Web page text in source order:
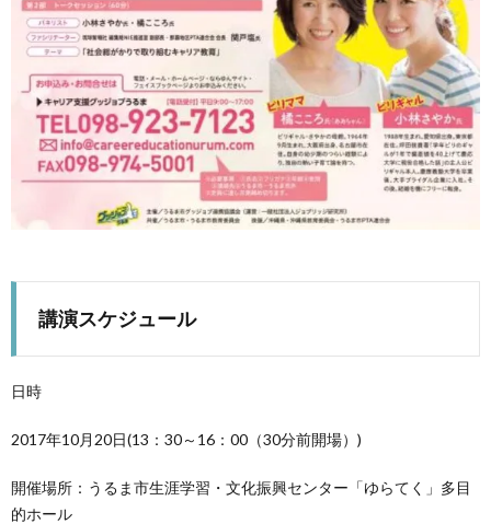
講演スケジュール
日時
2017年10月20日(13：30～16：00（30分前開場）)
開催場所：うるま市生涯学習・文化振興センター「ゆらてく」多目
的ホール